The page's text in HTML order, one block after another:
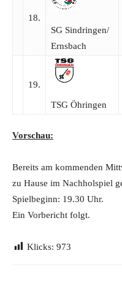
18.
SG Sindringen/​
Ernsbach
19.
TSG Öhringen
Vorschau:
Bereits am kommenden
zu Hause im Nachholspiel
Spielbeginn: 19.30 Uhr.
Ein Vorbericht folgt.
Klicks: 973